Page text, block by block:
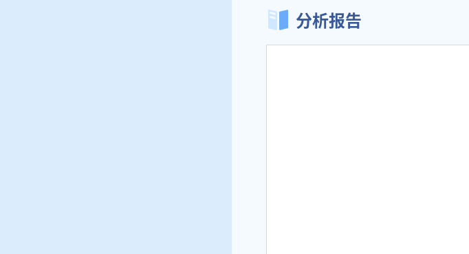
分析报告